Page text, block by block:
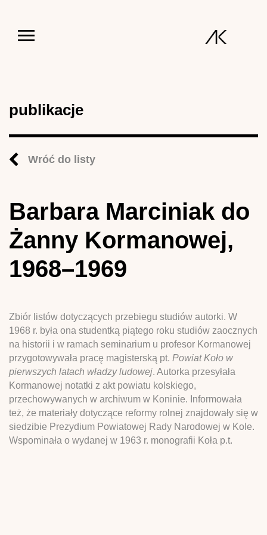
publikacje
Wróć do listy
Barbara Marciniak do
Żanny Kormanowej,
1968–1969
Zbiór listów dotyczących przebiegu studiów autorki. W
1968 r. była ona studentką piątego roku studiów zaocznych
na historii i w ramach seminarium u profesor Kormanowej
przygotowywała pracę magisterską pt. Powiat Koło w
pierwszych latach władzy ludowej. Autorka przesyłała
Kormanowej notatki z akt powiatu kolskiego,
przechowywanych w archiwum w Koninie. Informowała
też, że materiały dotyczące reformy rolnej znajdowały się w
siedzibie Prezydium Powiatowej Rady Narodowej w Kole.
Wspominała o wydanej w 1963 r. monografii Koła p.t.